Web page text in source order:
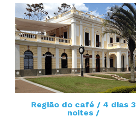
Região do café / 4 dias 3
noites /